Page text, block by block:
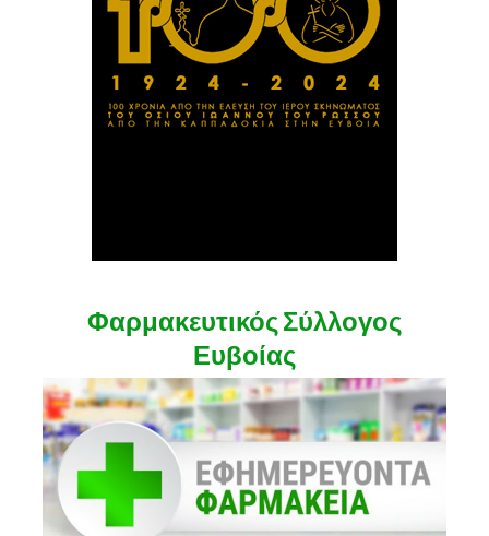
Φαρμακευτικός Σύλλογος
Ευβοίας